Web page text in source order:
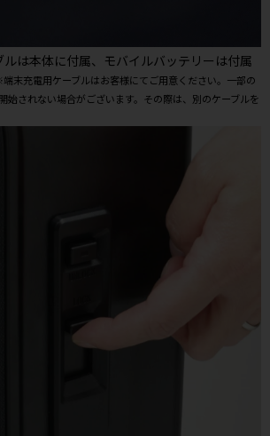
は本体に付属、モバイルバッテリーは付属
末充電用ケーブルはお客様にてご用意ください。一部の
始されない場合がございます。その際は、別のケーブルを